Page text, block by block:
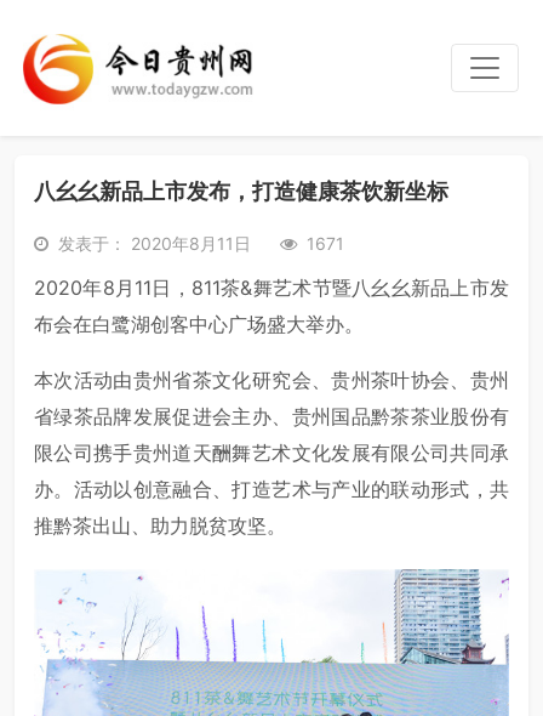
八幺幺新品上市发布，打造健康茶饮新坐标
发表于： 2020年8月11日 1671
2020年8月11日，811茶&舞艺术节暨八幺幺新品上市发
布会在白鹭湖创客中心广场盛大举办。
本次活动由贵州省茶文化研究会、贵州茶叶协会、贵州
省绿茶品牌发展促进会主办、贵州国品黔茶茶业股份有
限公司携手贵州道天酬舞艺术文化发展有限公司共同承
办。活动以创意融合、打造艺术与产业的联动形式，共
推黔茶出山、助力脱贫攻坚。